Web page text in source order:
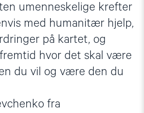
umenneskelige krefter
med humanitær hjelp,
på kartet, og
hvor det skal være
du vil og være den du
fra